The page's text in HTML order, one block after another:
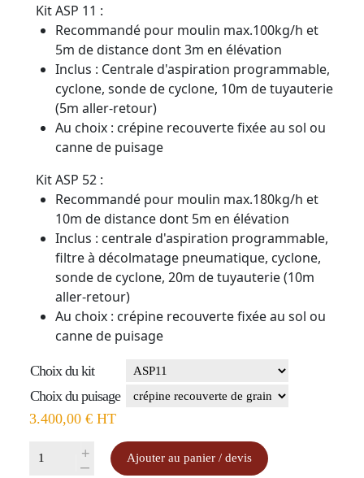
Kit ASP 11 :
Recommandé pour moulin max.100kg/h et
5m de distance dont 3m en élévation
Inclus : Centrale d'aspiration programmable,
cyclone, sonde de cyclone, 10m de tuyauterie
(5m aller-retour)
Au choix : crépine recouverte fixée au sol ou
canne de puisage
Kit ASP 52 :
Recommandé pour moulin max.180kg/h et
10m de distance dont 5m en élévation
Inclus : centrale d'aspiration programmable,
filtre à décolmatage pneumatique, cyclone,
sonde de cyclone, 20m de tuyauterie (10m
aller-retour)
Au choix : crépine recouverte fixée au sol ou
canne de puisage
Choix du kit
Choix du puisage
3.400,00 € HT
quantité
+
-
Ajouter au panier / devis